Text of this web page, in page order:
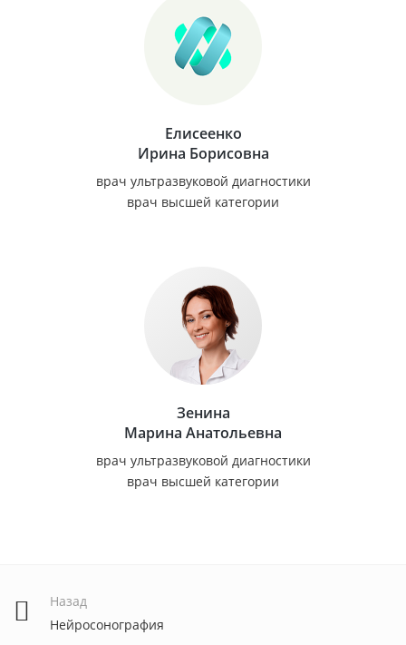
Елисеенко
Ирина Борисовна
врач ультразвуковой диагностики
врач высшей категории
Зенина
Марина Анатольевна
врач ультразвуковой диагностики
врач высшей категории
Назад
Нейросонография